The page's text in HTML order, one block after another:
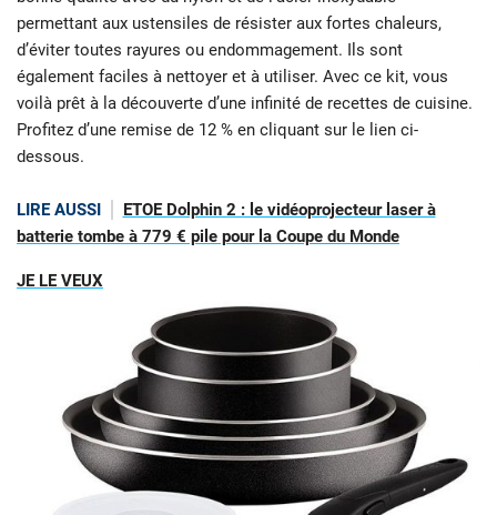
permettant aux ustensiles de résister aux fortes chaleurs,
d’éviter toutes rayures ou endommagement. Ils sont
également faciles à nettoyer et à utiliser. Avec ce kit, vous
voilà prêt à la découverte d’une infinité de recettes de cuisine.
Profitez d’une remise de 12 % en cliquant sur le lien ci-
dessous.
LIRE AUSSI
ETOE Dolphin 2 : le vidéoprojecteur laser à
batterie tombe à 779 € pile pour la Coupe du Monde
JE LE VEUX